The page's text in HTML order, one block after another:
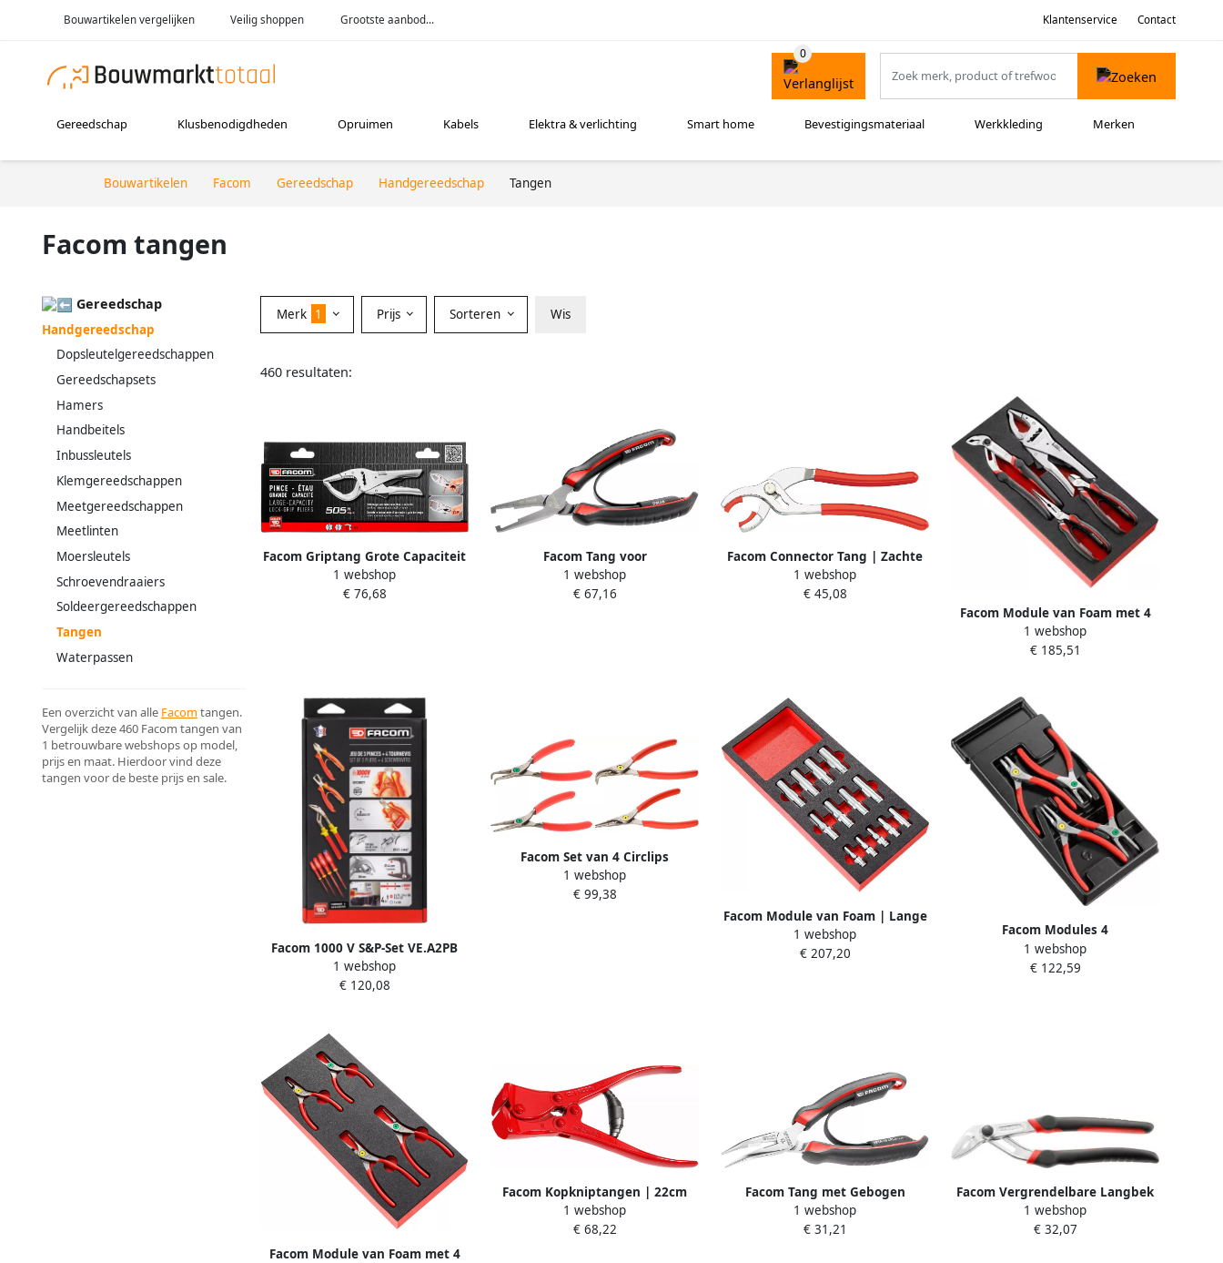
Bouwartikelen vergelijken Veilig shoppen Grootste aanbod... Klantenservice Contact
Gereedschap Klusbenodigdheden Opruimen Kabels Elektra & verlichting Smart home Bevestigingsmateriaal Werkkleding Merken
Bouwartikelen Facom Gereedschap Handgereedschap Tangen
Facom tangen
Gereedschap
Handgereedschap
Dopsleutelgereedschappen
Gereedschapsets
Hamers
Handbeitels
Inbussleutels
Klemgereedschappen
Meetgereedschappen
Meetlinten
Moersleutels
Schroevendraaiers
Soldeergereedschappen
Tangen
Waterpassen
Een overzicht van alle Facom tangen.
Vergelijk deze 460 Facom tangen van
1 betrouwbare webshops op model,
prijs en maat. Hierdoor vind deze
tangen voor de beste prijs en sale.
Merk 1 Prijs Sorteren Wis
460 resultaten:
Facom Griptang Grote Capaciteit
505APB
1 webshop
€ 76,68
Facom Tang voor
Brandstofaansluitingen DM.FA
1 webshop
€ 67,16
Facom Connector Tang | Zachte
Kaken 410.S
1 webshop
€ 45,08
Facom Module van Foam met 4
Tangen MODM.CPEA1PB
1 webshop
€ 185,51
Facom 1000 V S&P-Set VE.A2PB
1 webshop
€ 120,08
Facom Set van 4 Circlips
Borgtangen | Recht en 90° | 18-
60 mm PCJ4
1 webshop
€ 99,38
Facom Module van Foam | Lange
6-kantdoppen MODM.HLAPB
1 webshop
€ 207,20
Facom Modules 4
Borgveertangen met Rechte en
Gebogen Bekken MOD.PCPB
1 webshop
€ 122,59
Facom Module van Foam met 4
Facom Kopkniptangen | 22cm
191A.22EL
1 webshop
€ 68,22
Facom Tang met Gebogen
Bekken | Bekleed | 16cm
195A.16CPE
1 webshop
€ 31,21
Facom Vergrendelbare Langbek
Waterpomptang "Hoogwaardige
Prestaties" | 250 mm
1 webshop
€ 32,07